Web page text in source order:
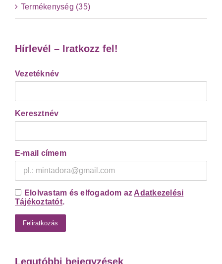
Termékenység (35)
Hírlevél – Iratkozz fel!
Vezetéknév
Keresztnév
E-mail címem
Elolvastam és elfogadom az Adatkezelési
Tájékoztatót.
Legutóbbi bejegyzések